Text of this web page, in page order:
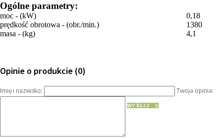
Ogólne parametry:
moc - (kW)
0,18
prędkość obrotowa - (obr./min.)
1380
masa - (kg)
4,1
Opinie o produkcie (0)
Imię i nazwisko: Twoja opinia:
WYŚLIJ